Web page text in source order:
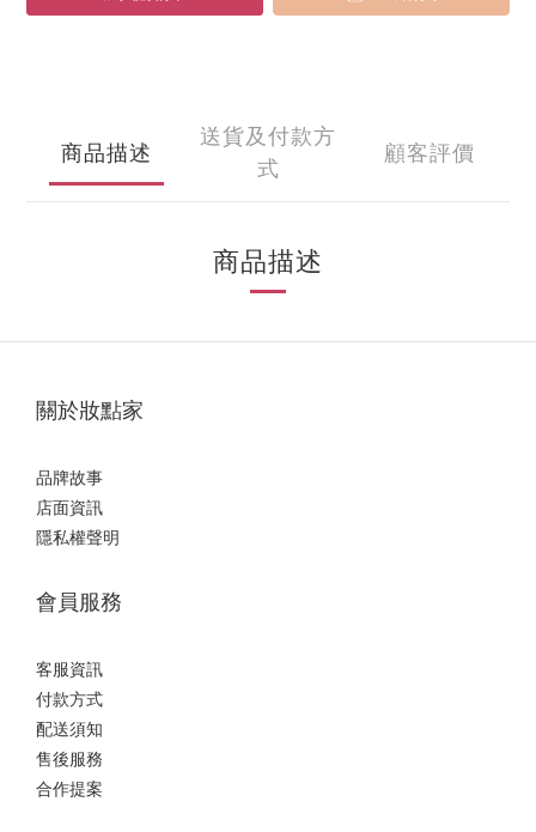
商品描述
送貨及付款方
式
顧客評價
商品描述
關於妝點家
品牌故事
店面資訊
隱私權聲明
會員服務
客服資訊
付款方式
配送須知
售後服務
合作提案